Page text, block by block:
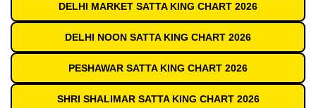
DELHI MARKET SATTA KING CHART 2026
DELHI NOON SATTA KING CHART 2026
PESHAWAR SATTA KING CHART 2026
SHRI SHALIMAR SATTA KING CHART 2026